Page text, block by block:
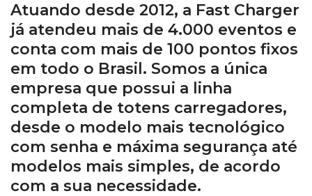
Atuando desde 2012, a Fast Charger
já atendeu mais de 4.000 eventos e
conta com mais de 100 pontos fixos
em todo o Brasil. Somos a única
empresa que possui a linha
completa de totens carregadores,
desde o modelo mais tecnológico
com senha e máxima segurança até
modelos mais simples, de acordo
com a sua necessidade.